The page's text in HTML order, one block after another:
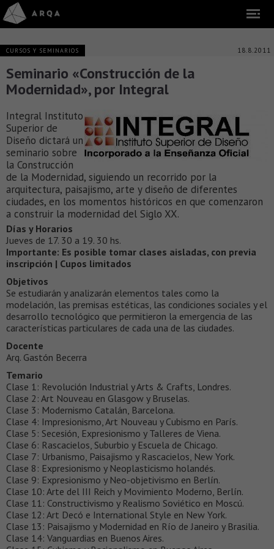
CURSOS Y SEMINARIOS 18.8.2011
Seminario «Construcción de la
Modernidad», por Integral
Integral Instituto
Superior de
Diseño dictará un
seminario sobre
la Construcción
de la Modernidad, siguiendo un recorrido por la
arquitectura, paisajismo, arte y diseño de diferentes
ciudades, en los momentos históricos en que comenzaron
a construir la modernidad del Siglo XX.
Días y Horarios
Jueves de 17. 30 a 19. 30 hs.
Importante: Es posible tomar clases aisladas, con previa
inscripción | Cupos limitados
Objetivos
Se estudiarán y analizarán elementos tales como la
modelación, las premisas estéticas, las condiciones sociales y el
desarrollo tecnológico que permitieron la emergencia de las
características particulares de cada una de las ciudades.
Docente
Arq. Gastón Becerra
Temario
Clase 1: Revolución Industrial y Arts & Crafts, Londres.
Clase 2: Art Nouveau en Glasgow y Bruselas.
Clase 3: Modernismo Catalán, Barcelona.
Clase 4: Impresionismo, Art Nouveau y Cubismo en París.
Clase 5: Secesión, Expresionismo y Talleres de Viena.
Clase 6: Rascacielos, Suburbio y Escuela de Chicago.
Clase 7: Urbanismo, Paisajismo y Rascacielos, New York.
Clase 8: Expresionismo y Neoplasticismo holandés.
Clase 9: Expresionismo y Neo-objetivismo en Berlín.
Clase 10: Arte del III Reich y Movimiento Moderno, Berlín.
Clase 11: Constructivismo y Realismo Soviético en Moscú.
Clase 12: Art Decó e International Style en New York.
Clase 13: Paisajismo y Modernidad en Río de Janeiro y Brasilia.
Clase 14: Vanguardias en Buenos Aires.